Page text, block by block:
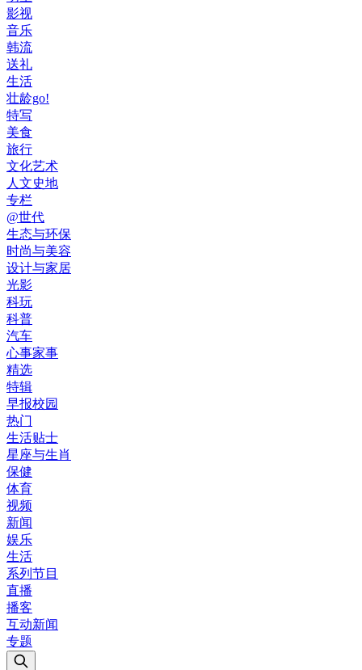
影视
音乐
韩流
送礼
生活
壮龄go!
特写
美食
旅行
文化艺术
人文史地
专栏
@世代
生态与环保
时尚与美容
设计与家居
光影
科玩
科普
汽车
心事家事
精选
特辑
早报校园
热门
生活贴士
星座与生肖
保健
体育
视频
新闻
娱乐
生活
系列节目
直播
播客
互动新闻
专题